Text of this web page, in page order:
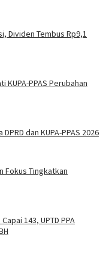
Dividen Tembus Rp9,1
KUPA-PPAS Perubahan
dan KUPA-PPAS 2026
Fokus Tingkatkan
143, UPTD PPA